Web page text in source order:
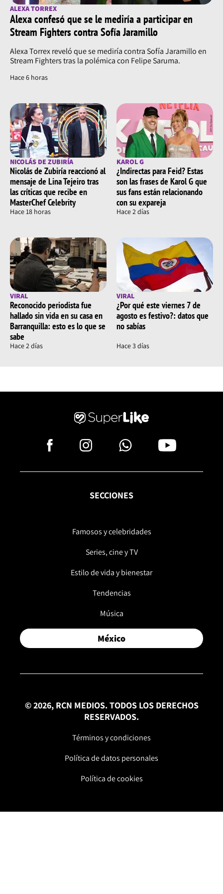
seguidores sigue siendo un elemento clave de su éxito.
Su historia musical, aunque ya impresionante, promete
seguir evolucionando y dejando una marca indeleble
ALEXA TORREX
Alexa confesó que se le mediría a participar en
Stream Fighters contra Sofía Jaramillo
Alexa Torrex reveló que se mediría contra Sofía Jaramillo en
Stream Fighters tras la polémica con Felipe Saruma.
Hace 6 horas
NICOLÁS DE ZUBIRÍA
Nicolás de Zubiría reaccionó al
mensaje de Lina Tejeiro tras
las críticas que recibe en
MasterChef Celebrity
Hace 18 horas
KAROL G
¿Indirectas para Feid? Estas
son las frases de Karol G que
sus fans están relacionando
con su expareja
Hace 2 días
VIRAL
Reconocido periodista fue
hallado sin vida en su casa en
Barranquilla: esto es lo que se
sabe
Hace 2 días
VIRAL
¿Por qué este viernes 7 de
agosto es festivo?: datos que
no sabías
Hace 3 días
SECCIONES
Famosos y celebridades
Series, cine y TV
Estilo de vida y bienestar
Tendencias
Música
México
© 2026, RCN MEDIOS. TODOS LOS DERECHOS
RESERVADOS.
Términos y condiciones
Política de datos personales
Política de cookies